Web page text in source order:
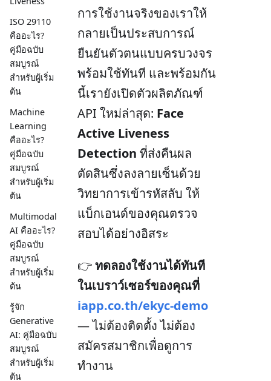
ISO 29110
คืออะไร?
คู่มือฉบับ
สมบูรณ์
สำหรับผู้เริ่ม
ต้น
Machine
Learning
คืออะไร?
คู่มือฉบับ
สมบูรณ์
สำหรับผู้เริ่ม
ต้น
Multimodal
AI คืออะไร?
คู่มือฉบับ
สมบูรณ์
สำหรับผู้เริ่ม
ต้น
รู้จัก
Generative
AI: คู่มือฉบับ
สมบูรณ์
สำหรับผู้เริ่ม
ต้น
การใช้งานจริงของเราให้
กลายเป็นประสบการณ์
ยืนยันตัวตนแบบครบวงจร
พร้อมใช้ทันที และพร้อมกัน
นี้เรายังเปิดตัวผลิตภัณฑ์
API ใหม่ล่าสุด: Face
Active Liveness
Detection ที่ส่งคืนผล
ตัดสินซึ่งลงลายเซ็นด้วย
วิทยาการเข้ารหัสลับ ให้
แบ็กเอนด์ของคุณตรวจ
สอบได้อย่างอิสระ
👉ทดลองใช้งานได้ทันที
ในเบราว์เซอร์ของคุณที่
iapp.co.th/ekyc-demo
— ไม่ต้องติดตั้ง ไม่ต้อง
สมัครสมาชิกเพื่อดูการ
ทำงาน